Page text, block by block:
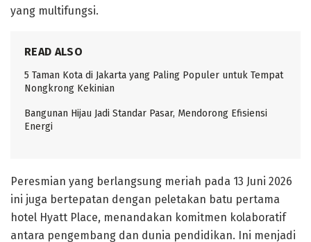
yang multifungsi.
READ ALSO
5 Taman Kota di Jakarta yang Paling Populer untuk Tempat
Nongkrong Kekinian
Bangunan Hijau Jadi Standar Pasar, Mendorong Efisiensi
Energi
Peresmian yang berlangsung meriah pada 13 Juni 2026
ini juga bertepatan dengan peletakan batu pertama
hotel Hyatt Place, menandakan komitmen kolaboratif
antara pengembang dan dunia pendidikan. Ini menjadi